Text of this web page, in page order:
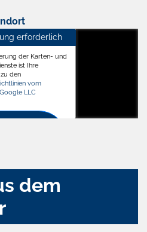
erforderlich
der Karten- und
ist Ihre
den
vom
LLC
dem